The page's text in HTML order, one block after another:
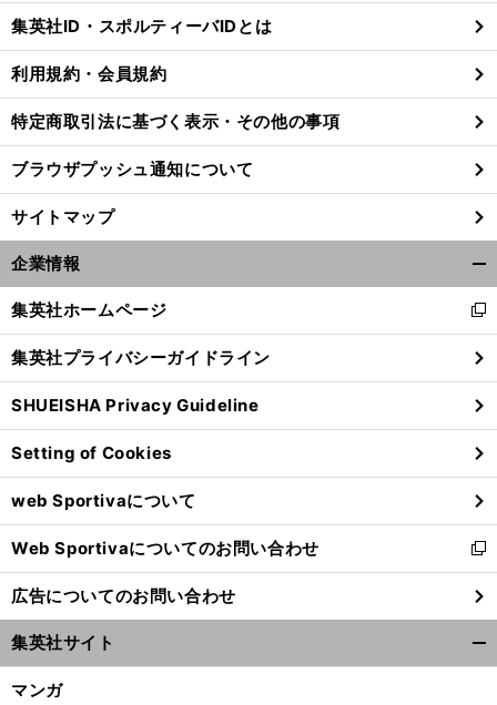
る
集英社ID・スポルティーバIDとは
利用規約・会員規約
特定商取引法に基づく表示・その他の事項
ブラウザプッシュ通知について
サイトマップ
企業情報
閉
る
集英社ホームページ
新
し
い
ウ
ィ
ン
ド
ウ
で
開
く
集英社プライバシーガイドライン
SHUEISHA Privacy Guideline
Setting of Cookies
web Sportivaについて
Web Sportivaについてのお問い合わせ
新
し
い
ウ
ィ
ン
広告についてのお問い合わせ
集英社サイト
マンガ